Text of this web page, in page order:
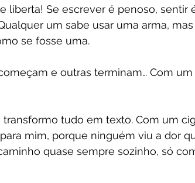
liberta! Se escrever é penoso, sentir
um sabe usar uma arma,
se fosse uma.
e outras terminam… Com um
transformo tudo em texto. Com um
mim, porque ninguém viu a dor
quase sempre sozinho, só